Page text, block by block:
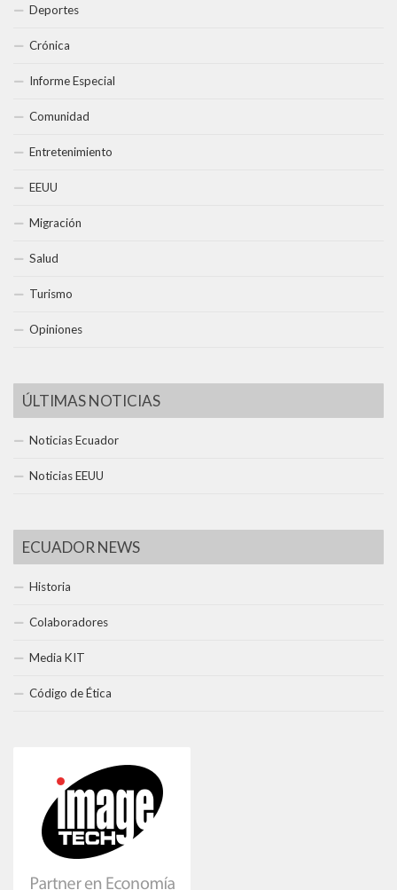
Deportes
Crónica
Informe Especial
Comunidad
Entretenimiento
EEUU
Migración
Salud
Turismo
Opiniones
ÚLTIMAS NOTICIAS
Noticias Ecuador
Noticias EEUU
ECUADOR NEWS
Historia
Colaboradores
Media KIT
Código de Ética